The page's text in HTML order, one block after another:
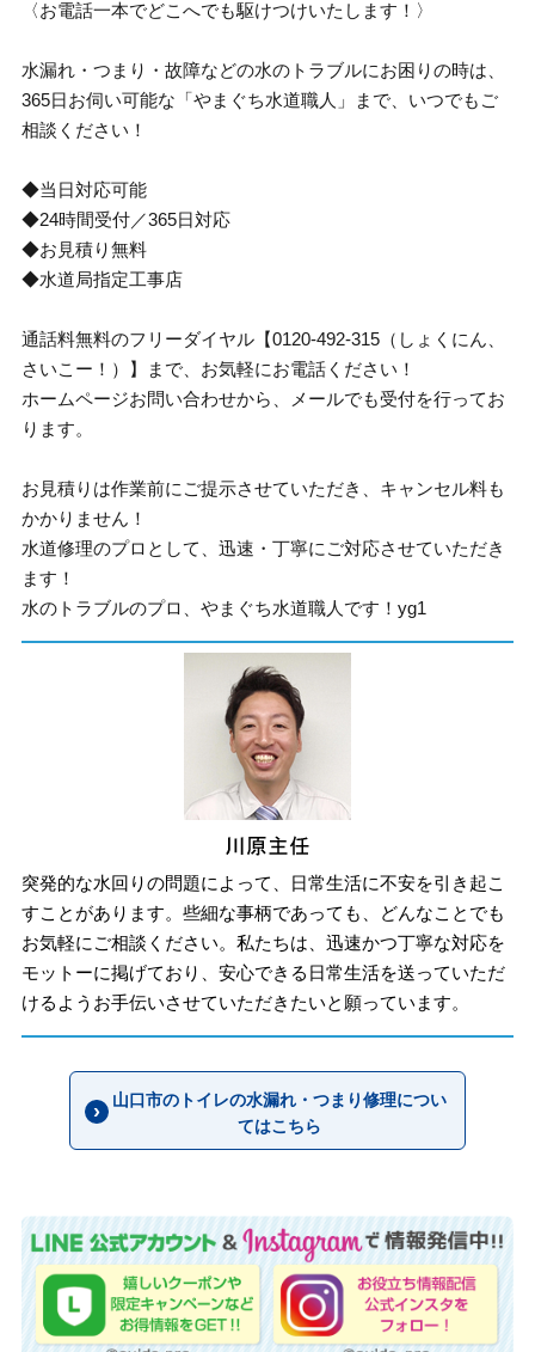
〈お電話一本でどこへでも駆けつけいたします！〉
水漏れ・つまり・故障などの水のトラブルにお困りの時は、
365日お伺い可能な「やまぐち水道職人」まで、いつでもご
相談ください！
◆当日対応可能
◆24時間受付／365日対応
◆お見積り無料
◆水道局指定工事店
通話料無料のフリーダイヤル【0120-492-315（しょくにん、
さいこー！）】まで、お気軽にお電話ください！
ホームページお問い合わせから、メールでも受付を行ってお
ります。
お見積りは作業前にご提示させていただき、キャンセル料も
かかりません！
水道修理のプロとして、迅速・丁寧にご対応させていただき
ます！
水のトラブルのプロ、やまぐち水道職人です！yg1
突発的な水回りの問題によって、日常生活に不安を引き起こ
すことがあります。些細な事柄であっても、どんなことでも
お気軽にご相談ください。私たちは、迅速かつ丁寧な対応を
モットーに掲げており、安心できる日常生活を送っていただ
けるようお手伝いさせていただきたいと願っています。
山口市のトイレの水漏れ・つまり修理につい
てはこちら